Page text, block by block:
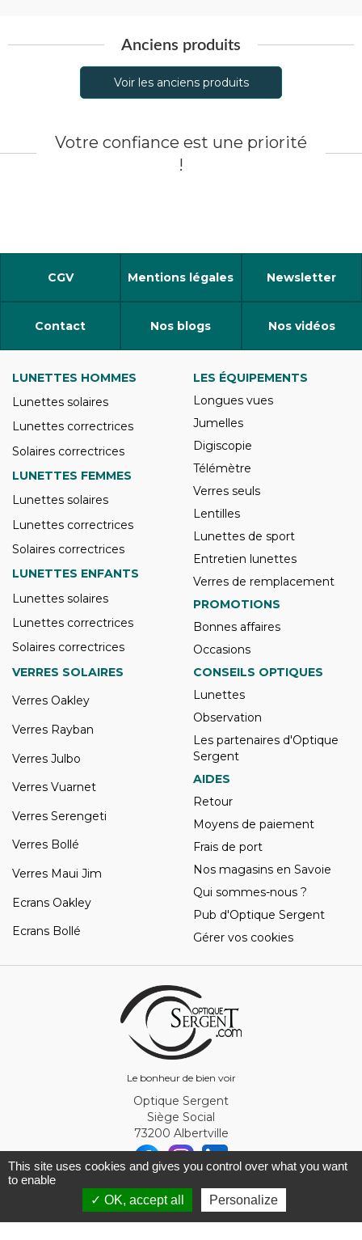
Anciens produits
Voir les anciens produits
Votre confiance est une priorité
!
CGV Mentions légales Newsletter
Contact Nos blogs Nos vidéos
Le bonheur de bien voir
LUNETTES HOMMES
Lunettes solaires
Lunettes correctrices
Solaires correctrices
LUNETTES FEMMES
Lunettes solaires
Lunettes correctrices
Solaires correctrices
LUNETTES ENFANTS
Lunettes solaires
Lunettes correctrices
Solaires correctrices
LES ÉQUIPEMENTS
Longues vues
Jumelles
Digiscopie
Télémètre
Verres seuls
Lentilles
Lunettes de sport
Entretien lunettes
Verres de remplacement
PROMOTIONS
Bonnes affaires
Occasions
VERRES SOLAIRES
Verres Oakley
Verres Rayban
Verres Julbo
Verres Vuarnet
Verres Serengeti
Verres Bollé
Verres Maui Jim
Ecrans Oakley
Ecrans Bollé
CONSEILS OPTIQUES
Lunettes
Observation
Les partenaires d'Optique
Sergent
AIDES
Retour
Moyens de paiement
Frais de port
Nos magasins en Savoie
Qui sommes-nous ?
Pub d'Optique Sergent
Gérer vos cookies
Optique Sergent
Siège Social
73200 Albertville
© Optique Sergent 2026 - SIRET 32993919300010
This site uses cookies and gives you control over what you want
to enable
✓ OK, accept all
Personalize